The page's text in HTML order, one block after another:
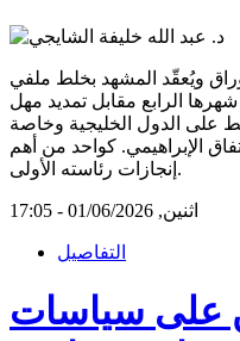
ويُعقّد المشهد بخلط ملفي
الرابع مقابل تمديد مهل
يوماً- والضغط على الدول الخليجية وخاصة
الإبراهيمي. كواحد من أهم
إنجازات رئاسته الأولى.
اثنين, 01/06/2026 - 17:05
التفاصيل
على سياسات